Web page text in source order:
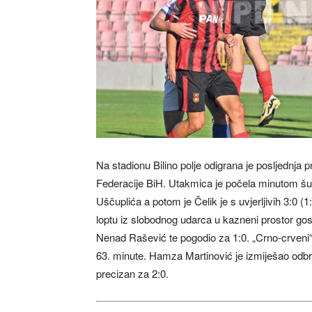
Na stadionu Bilino polje odigrana je posljednja
Federacije BiH. Utakmica je počela minutom
Uščuplića a potom je Čelik je s uvjerljivih 3:0
loptu iz slobodnog udarca u kazneni prostor
Nenad Rašević te pogodio za 1:0. „Crno-
63. minute. Hamza Martinović je izmiješao
precizan za 2:0.